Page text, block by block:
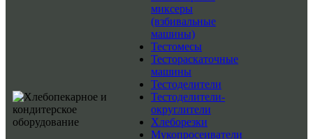
миксеры
(взбивальные
машины)
Тестомесы
Тестораскаточные
машины
Тестоделители
Тестоделители-
округлители
Хлеборезки
Мукопросеиватели